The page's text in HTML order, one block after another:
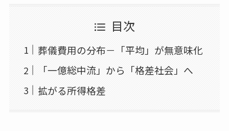
目次
葬儀費用の分布－「平均」が無意味化
「一億総中流」から「格差社会」へ
拡がる所得格差